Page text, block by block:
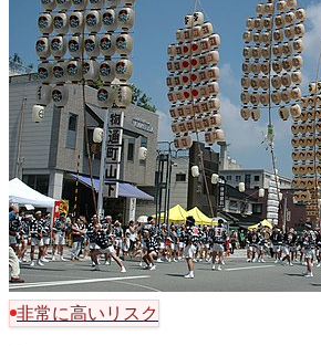
非常に高いリスク